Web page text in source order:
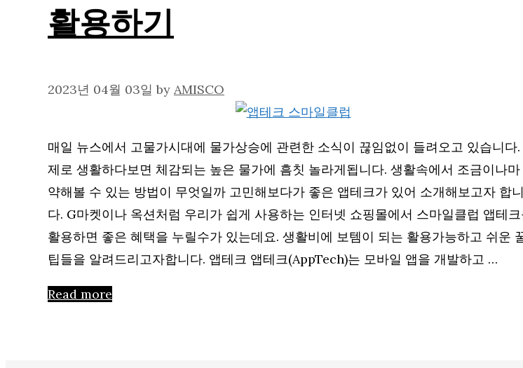
활용하기
2023년 04월 03일 by AMISCO
매일 뉴스에서 고물가시대에 물가상승에 관련한 소식이 끊임없이 들려오고 있습니다.
제로 생활하다보면 체감되는 높은 물가에 흠칫 놀라게됩니다. 생활속에서 조금이나마
약해볼 수 있는 방법이 무엇일까 고민해보다가 좋은 앱테크가 있어 소개해보고자 합니
다. G마켓이나 옥션처럼 우리가 쉽게 사용하는 인터넷 쇼핑몰에서 스마일클럽 앱테
활용하면 좋은 혜택을 누릴수가 있는데요. 생활비에 보템이 되는 활용가능하고 쉬운
팁들을 알려드리고자합니다. 앱테크 앱테크(AppTech)는 모바일 앱을 개발하고 …
Read more